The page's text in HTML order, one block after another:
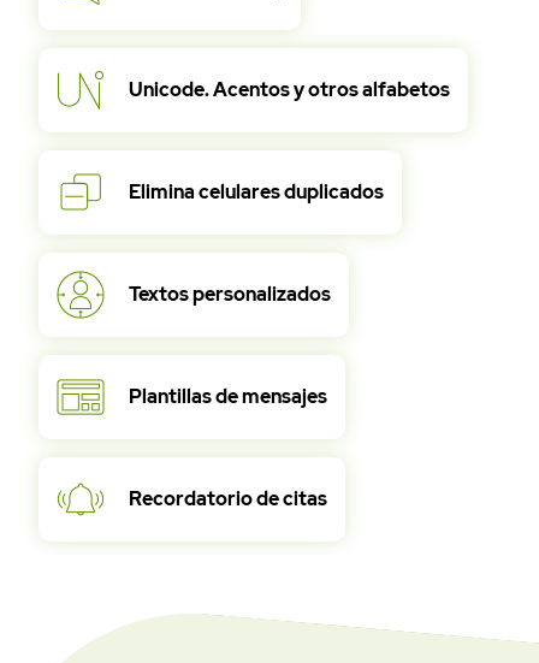
Ayuda
Unicode. Acentos y otros alfabetos
Elimina celulares duplicados
Textos personalizados
Plantillas de mensajes
Recordatorio de citas